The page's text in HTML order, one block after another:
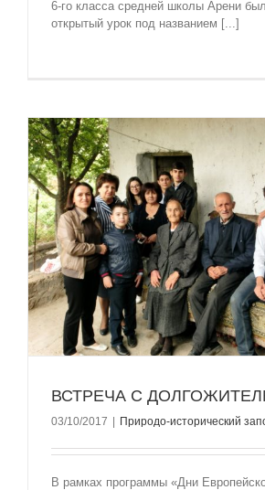
6-го класса средней школы Арени
открытый урок под названием [...]
ВСТРЕЧА С
03/10/2017 | Природо-исторический
В рамках программы «Дни